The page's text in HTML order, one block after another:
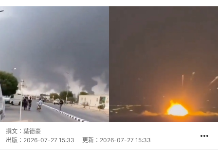
撰文： 葉德豪
出版： 2026-07-27 15:33 更新： 2026-07-27 15:33